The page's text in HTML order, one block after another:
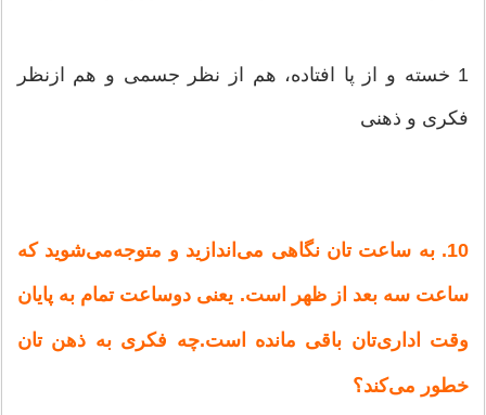
1 خسته‌ و از پا افتاده‌، هم‌ از نظر جسمی‌ و هم‌ ازنظر
فكری‌ و ذهنی‌
10. به‌ ساعت‌ تان‌ نگاهی‌ می‌اندازید و متوجه‌می‌شوید كه‌
ساعت‌ سه‌ بعد از ظهر است‌. یعنی‌ دوساعت‌ تمام‌ به‌ پایان‌
وقت‌ اداری‌تان‌ باقی‌ مانده‌ است‌.چه‌ فكری‌ به‌ ذهن‌ تان‌
خطور می‌كند؟